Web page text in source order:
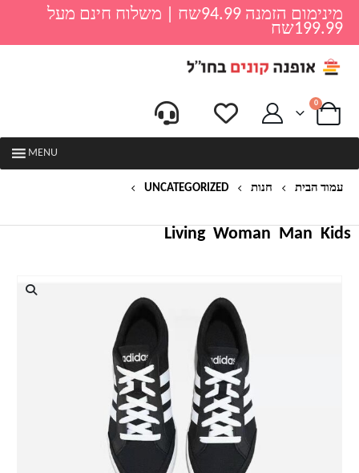
מינימום הזמנה 94.99שח | משלוח חינם מעל
199.99שח
0
MENU
עמוד הבית חנות UNCATEGORIZED
Kids
Man
Woman
Living